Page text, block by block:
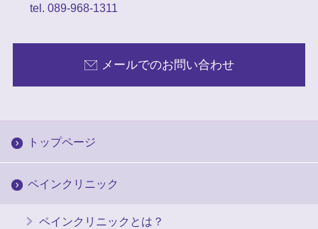
tel. 089-968-1311
メールでのお問い合わせ
トップページ
ペインクリニック
ペインクリニックとは？